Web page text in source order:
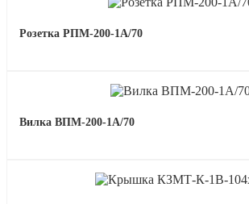
Розетка РПМ-200-1А/70
Вилка ВПМ-200-1А/70